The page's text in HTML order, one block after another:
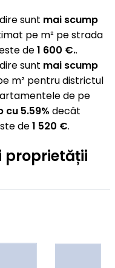
sunt mai scump
pe m² pe strada
de1 600 €..
sunt mai scump
m² pentru districtul
de pe
cu 5.59% decât
de1 520 €.
proprietății